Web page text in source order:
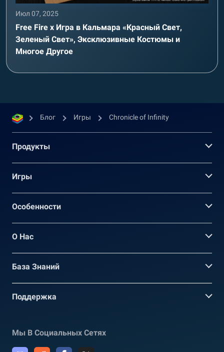
Июл 07, 2025
Free Fire x Игра в Кальмара «Красный Свет,
Зеленый Свет», Эксклюзивные Костюмы и
Многое Другое
Блог Игры Chronicle of Infinity
Продукты
Игры
Oсобенности
О Нас
База Знаний
Поддержка
Мы В Социальных Сетях